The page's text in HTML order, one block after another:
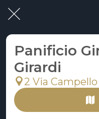
Panificio
Girardi
2 Via